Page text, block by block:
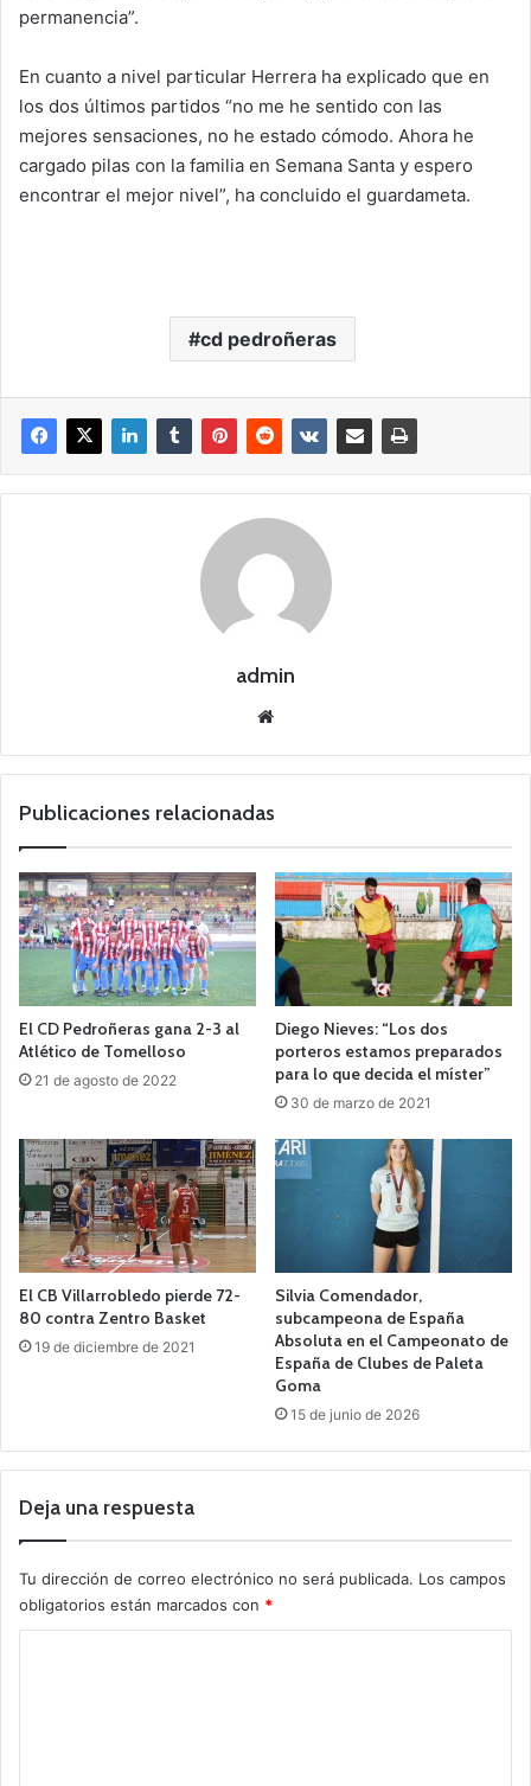
permanencia”.
En cuanto a nivel particular Herrera ha explicado que en
los dos últimos partidos “no me he sentido con las
mejores sensaciones, no he estado cómodo. Ahora he
cargado pilas con la familia en Semana Santa y espero
encontrar el mejor nivel”, ha concluido el guardameta.
cd pedroñeras
admin
we
Publicaciones relacionadas
El CD Pedroñeras gana 2-3 al
Atlético de Tomelloso
21 de agosto de 2022
Diego Nieves: “Los dos
porteros estamos preparados
para lo que decida el míster”
30 de marzo de 2021
El CB Villarrobledo pierde 72-
80 contra Zentro Basket
19 de diciembre de 2021
Silvia Comendador,
subcampeona de España
Absoluta en el Campeonato de
España de Clubes de Paleta
Goma
15 de junio de 2026
Deja una respuesta
Tu dirección de correo electrónico no será publicada. Los campos
obligatorios están marcados con *